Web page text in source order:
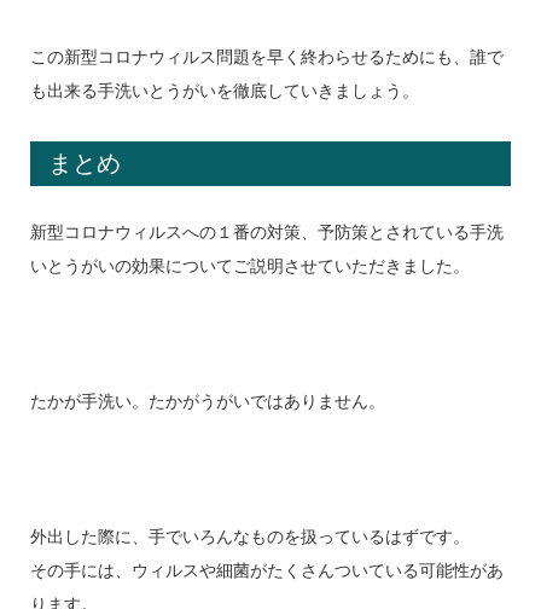
この新型コロナウィルス問題を早く終わらせるためにも、誰で
も出来る手洗いとうがいを徹底していきましょう。
まとめ
新型コロナウィルスへの１番の対策、予防策とされている手洗
いとうがいの効果についてご説明させていただきました。
たかが手洗い。たかがうがいではありません。
外出した際に、手でいろんなものを扱っているはずです。
その手には、ウィルスや細菌がたくさんついている可能性があ
ります。